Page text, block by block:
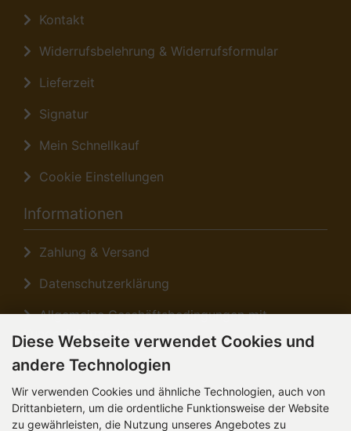
Kontakt
Widerrufsbelehrung & Widerrufsformular
Lieferzeit
Signatur
Mein Schnellkauf
Cookie Einstellungen
Informationen
Zahlung & Versand
Datenschutzerklärung
Allgemeine Geschäftsbedingungen mit
Kundeninformationen
Sitemap
Anfahrt
Diese Webseite verwendet Cookies und
andere Technologien
Wir verwenden Cookies und ähnliche Technologien, auch von
Drittanbietern, um die ordentliche Funktionsweise der Website
zu gewährleisten, die Nutzung unseres Angebotes zu